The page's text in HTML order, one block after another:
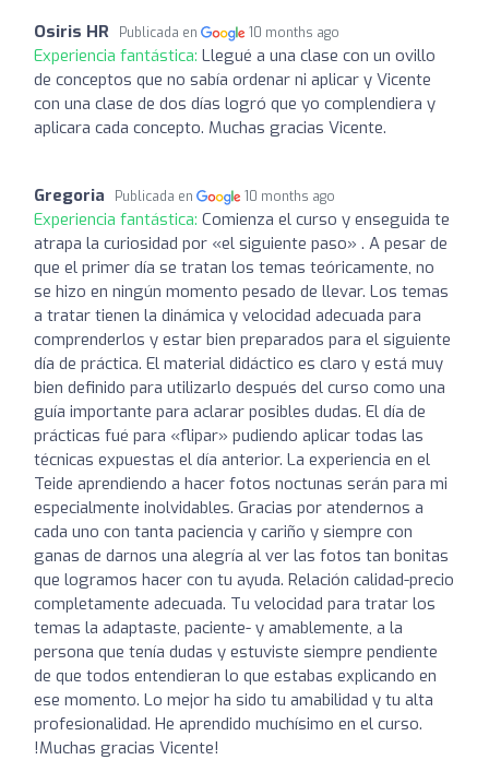
Osiris HR Publicada en 10 months ago
Experiencia fantástica: Llegué a una clase con un ovillo
de conceptos que no sabía ordenar ni aplicar y Vicente
con una clase de dos días logró que yo complendiera y
aplicara cada concepto. Muchas gracias Vicente.
Gregoria Publicada en 10 months ago
Experiencia fantástica: Comienza el curso y enseguida te
atrapa la curiosidad por «el siguiente paso» . A pesar de
que el primer día se tratan los temas teóricamente, no
se hizo en ningún momento pesado de llevar. Los temas
a tratar tienen la dinámica y velocidad adecuada para
comprenderlos y estar bien preparados para el siguiente
día de práctica. El material didáctico es claro y está muy
bien definido para utilizarlo después del curso como una
guía importante para aclarar posibles dudas. El día de
prácticas fué para «flipar» pudiendo aplicar todas las
técnicas expuestas el día anterior. La experiencia en el
Teide aprendiendo a hacer fotos noctunas serán para mi
especialmente inolvidables. Gracias por atendernos a
cada uno con tanta paciencia y cariño y siempre con
ganas de darnos una alegría al ver las fotos tan bonitas
que logramos hacer con tu ayuda. Relación calidad-precio
completamente adecuada. Tu velocidad para tratar los
temas la adaptaste, paciente- y amablemente, a la
persona que tenía dudas y estuviste siempre pendiente
de que todos entendieran lo que estabas explicando en
ese momento. Lo mejor ha sido tu amabilidad y tu alta
profesionalidad. He aprendido muchísimo en el curso.
!Muchas gracias Vicente!